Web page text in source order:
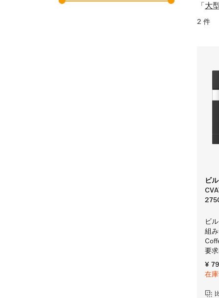
「 大
2 件
ビ
ビ
組
要求
¥
在